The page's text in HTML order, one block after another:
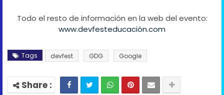
Todo el resto de información en la web del evento:
www.devfesteducación.com
Tags devfest GDG Google